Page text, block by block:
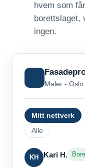
hvem som
borettslaget,
ingen.
Maler - Oslo
Mitt nettverk
Alle
KH Kari H.